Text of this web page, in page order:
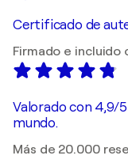
Certificado de
Firmado e incluido
Valorado con 4,9/
mundo.
Más de 20.000